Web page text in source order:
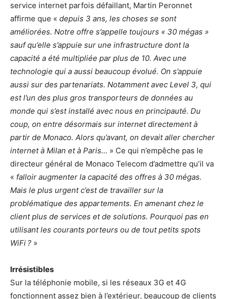
service internet parfois défaillant, Martin Peronnet
affirme que « depuis 3 ans, les choses se sont
améliorées. Notre offre s’appelle toujours « 30 mégas »
sauf qu’elle s’appuie sur une infrastructure dont la
capacité a été multipliée par plus de 10. Avec une
technologie qui a aussi beaucoup évolué. On s’appuie
aussi sur des partenariats. Notamment avec Level 3, qui
est l’un des plus gros transporteurs de données au
monde qui s’est installé avec nous en principauté. Du
coup, on entre désormais sur internet directement à
partir de Monaco. Alors qu’avant, on devait aller chercher
internet à Milan et à Paris… » Ce qui n’empêche pas le
directeur général de Monaco Telecom d’admettre qu’il va
« falloir augmenter la capacité des offres à 30 mégas.
Mais le plus urgent c’est de travailler sur la
problématique des appartements. En amenant chez le
client plus de services et de solutions. Pourquoi pas en
utilisant les courants porteurs ou de tout petits spots
WiFi ? »
Irrésistibles
Sur la téléphonie mobile, si les réseaux 3G et 4G
fonctionnent assez bien à l’extérieur, beaucoup de clients